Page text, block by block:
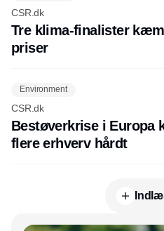
CSR.dk
Tre klima-finalister
priser
Environment
CSR.dk
Bestøverkrise i Europa
flere erhverv hårdt